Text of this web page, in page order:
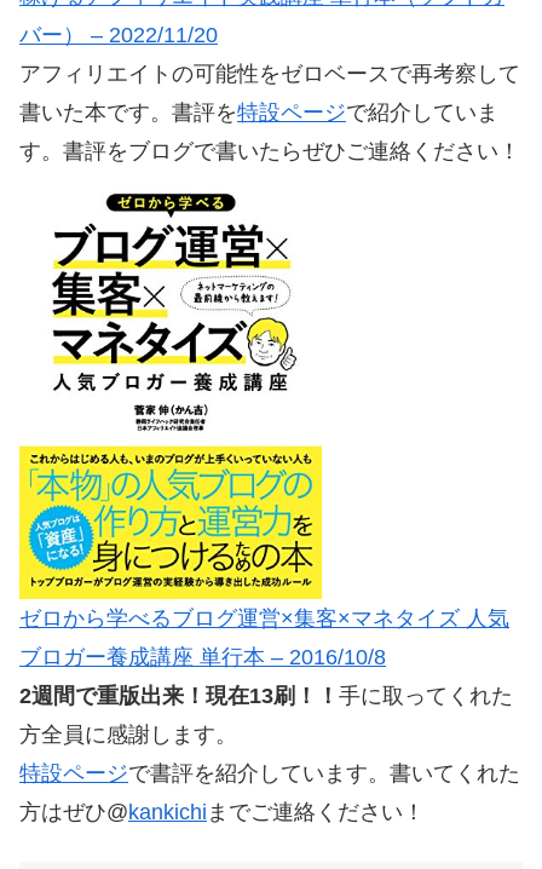
バー） – 2022/11/20
アフィリエイトの可能性をゼロベースで再考察して
書いた本です。書評を特設ページで紹介していま
す。書評をブログで書いたらぜひご連絡ください！
ゼロから学べるブログ運営×集客×マネタイズ 人気
ブロガー養成講座 単行本 – 2016/10/8
2週間で重版出来！現在13刷！！ 手に取ってくれた
方全員に感謝します。
特設ページで書評を紹介しています。書いてくれた
方はぜひ@kankichi までご連絡ください！